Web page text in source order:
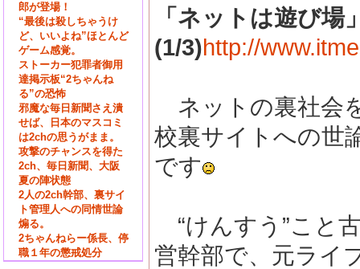
郎が登場！
“最後は殺しちゃうけ
ど、いいよね”ほとんど
ゲーム感覚。
ストーカー犯罪者御用
達掲示板“2ちゃんね
る”の恐怖
邪魔な毎日新聞さえ潰
せば、日本のマスコミ
は2chの思うがまま。
攻撃のチャンスを得た
2ch、毎日新聞、大阪
夏の陣状態
2人の2ch幹部、裏サイ
ト管理人への同情世論
煽る。
2ちゃんねらー係長、停
職１年の懲戒処分
「ネットは遊び
(1/3)http://
ネットの裏社会
校裏サイトへの世
です
“けんすう”こと
営幹部で、元ライ